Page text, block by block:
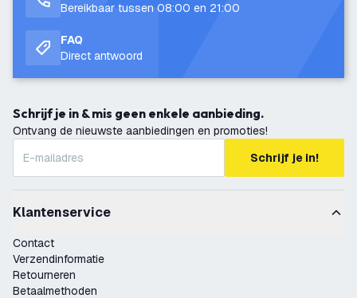
Bereikbaar tussen 08:00 en 21:00
FAQ
Direct antwoord
Schrijf je in & mis geen enkele aanbieding.
Ontvang de nieuwste aanbiedingen en promoties!
Schrijf je in!
Klantenservice
Contact
Verzendinformatie
Retourneren
Betaalmethoden